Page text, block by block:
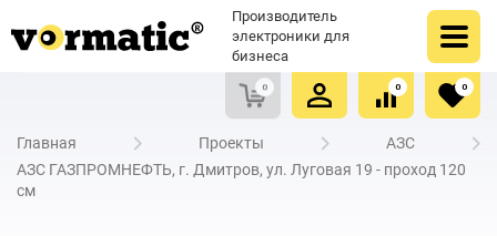
Производитель
электроники для
бизнеса
0
Очистить список сравнения
0
Очистить избранное
0
Главная Проекты
АЗС
АЗС ГАЗПРОМНЕФТЬ, г. Дмитров, ул. Луговая 19 - проход 120
см